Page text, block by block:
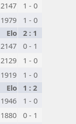
2147
1 - 0
1979
1 - 0
Elo 2 : 1
2147
0 - 1
2129
1 - 0
1919
1 - 0
Elo
1 : 2
1946
1 - 0
1880
0 - 1